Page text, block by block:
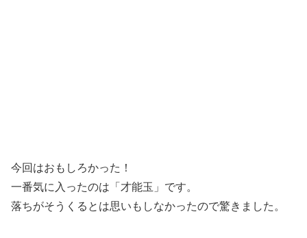
今回はおもしろかった！
一番気に入ったのは「才能玉」です。
落ちがそうくるとは思いもしなかったので驚きました。